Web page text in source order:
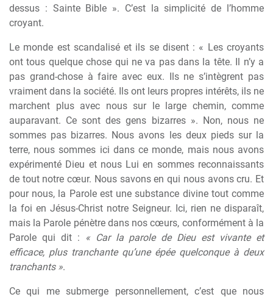
dessus : Sainte Bible ». C’est la simplicité de l’homme
croyant.
Le monde est scandalisé et ils se disent : « Les croyants
ont tous quelque chose qui ne va pas dans la tête. Il n’y a
pas grand-chose à faire avec eux. Ils ne s’intègrent pas
vraiment dans la société. Ils ont leurs propres intérêts, ils ne
marchent plus avec nous sur le large chemin, comme
auparavant. Ce sont des gens bizarres ». Non, nous ne
sommes pas bizarres. Nous avons les deux pieds sur la
terre, nous sommes ici dans ce monde, mais nous avons
expérimenté Dieu et nous Lui en sommes reconnaissants
de tout notre cœur. Nous savons en qui nous avons cru. Et
pour nous, la Parole est une substance divine tout comme
la foi en Jésus-Christ notre Seigneur. Ici, rien ne disparaît,
mais la Parole pénètre dans nos cœurs, conformément à la
Parole qui dit :
« Car la parole de Dieu est vivante et
efficace, plus tranchante qu’une épée quelconque à deux
tranchants ».
Ce qui me submerge personnellement, c’est que nous